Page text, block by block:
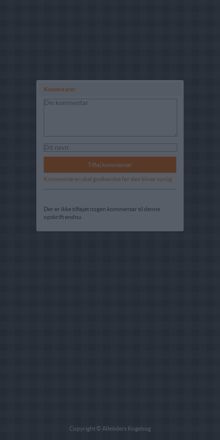
Komentarer
Kommentaren skal godkendes før den bliver synlig
Der er ikke tilføjet nogen kommentar til denne
opskrift endnu
Copyright © Alletiders Kogebog